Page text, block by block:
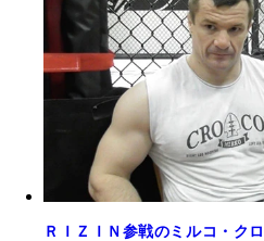
ＲＩＺＩＮ参戦のミルコ・ク